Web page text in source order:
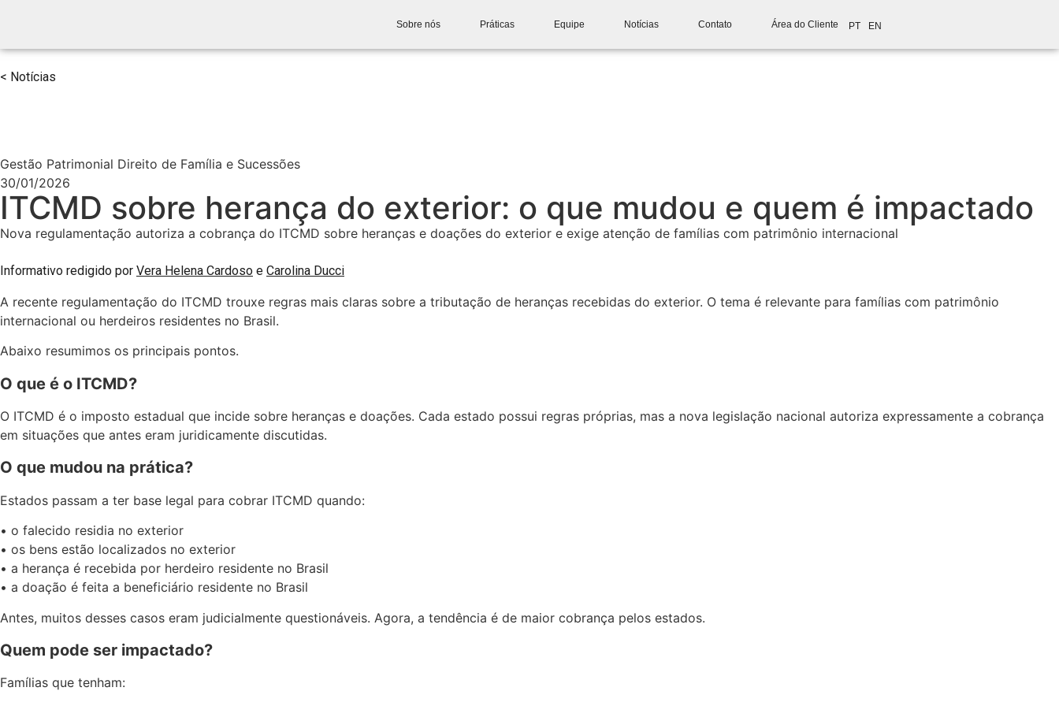
Sobre nós Práticas Equipe Notícias Contato Área do Cliente PT EN
< Notícias
Gestão Patrimonial Direito de Família e Sucessões
30/01/2026
ITCMD sobre herança do exterior: o que mudou e quem é impactado
Nova regulamentação autoriza a cobrança do ITCMD sobre heranças e doações do exterior e exige atenção de famílias com patrimônio internacional
Informativo redigido por Vera Helena Cardoso e Carolina Ducci
A recente regulamentação do ITCMD trouxe regras mais claras sobre a tributação de heranças recebidas do exterior. O tema é relevante para famílias com patrimônio
internacional ou herdeiros residentes no Brasil.
Abaixo resumimos os principais pontos.
O que é o ITCMD?
O ITCMD é o imposto estadual que incide sobre heranças e doações. Cada estado possui regras próprias, mas a nova legislação nacional autoriza expressamente a cobrança
em situações que antes eram juridicamente discutidas.
O que mudou na prática?
Estados passam a ter base legal para cobrar ITCMD quando:
• o falecido residia no exterior
• os bens estão localizados no exterior
• a herança é recebida por herdeiro residente no Brasil
• a doação é feita a beneficiário residente no Brasil
Antes, muitos desses casos eram judicialmente questionáveis. Agora, a tendência é de maior cobrança pelos estados.
Quem pode ser impactado?
Famílias que tenham: